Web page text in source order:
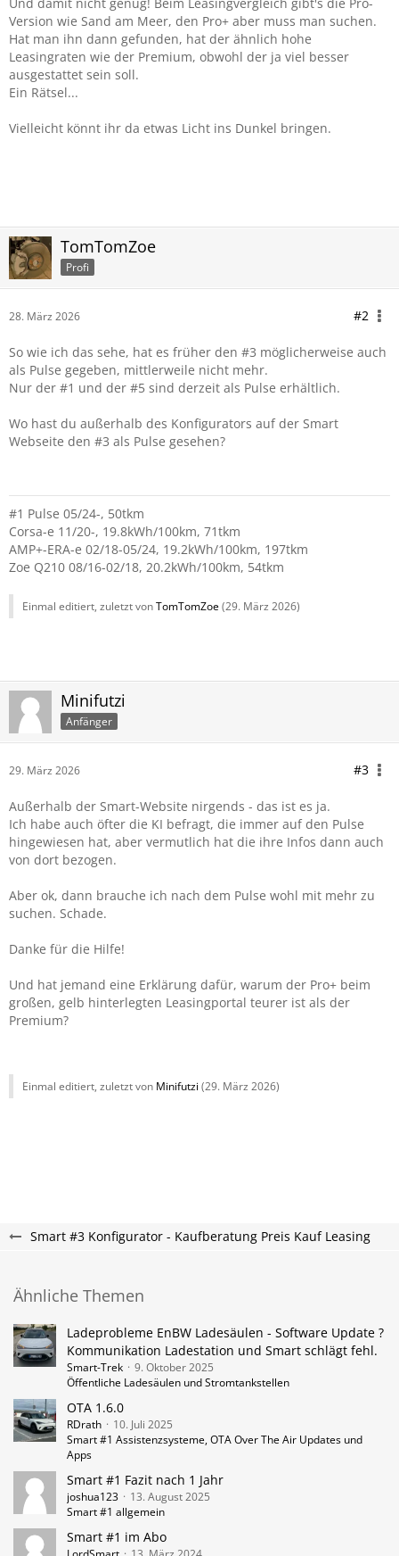
Version wie Sand am Meer, den Pro+ aber muss man suchen.
Hat man ihn dann gefunden, hat der ähnlich hohe
Leasingraten wie der Premium, obwohl der ja viel besser
ausgestattet sein soll.
Ein Rätsel...
Vielleicht könnt ihr da etwas Licht ins Dunkel bringen.
TomTomZoe
Profi
28. März 2026 #2
So wie ich das sehe, hat es früher den #3 möglicherweise auch
als Pulse gegeben, mittlerweile nicht mehr.
Nur der #1 und der #5 sind derzeit als Pulse erhältlich.
Wo hast du außerhalb des Konfigurators auf der Smart
Webseite den #3 als Pulse gesehen?
#1 Pulse 05/24-, 50tkm
Corsa-e 11/20-, 19.8kWh/100km, 71tkm
AMP+-ERA-e 02/18-05/24, 19.2kWh/100km, 197tkm
Zoe Q210 08/16-02/18, 20.2kWh/100km, 54tkm
Einmal editiert, zuletzt vonTomTomZoe(29. März 2026)
Minifutzi
Anfänger
29. März 2026 #3
Außerhalb der Smart-Website nirgends - das ist es ja.
Ich habe auch öfter die KI befragt, die immer auf den Pulse
hingewiesen hat, aber vermutlich hat die ihre Infos dann auch
von dort bezogen.
Aber ok, dann brauche ich nach dem Pulse wohl mit mehr zu
suchen. Schade.
Danke für die Hilfe!
Und hat jemand eine Erklärung dafür, warum der Pro+ beim
großen, gelb hinterlegten Leasingportal teurer ist als der
Premium?
Einmal editiert, zuletzt von Minifutzi (29. März 2026)
Smart #3 Konfigurator - Kaufberatung Preis Kauf Leasing
Ähnliche Themen
Ladeprobleme EnBW Ladesäulen - Software Update ?
Kommunikation Ladestation und Smart schlägt fehl.
Smart-Trek
9. Oktober 2025
Öffentliche Ladesäulen und Stromtankstellen
OTA 1.6.0
RDrath
10. Juli 2025
Smart #1 Assistenzsysteme, OTA Over The Air Updates und
Apps
Smart #1 Fazit nach 1 Jahr
joshua123
13. August 2025
Smart #1 allgemein
Smart #1 im Abo